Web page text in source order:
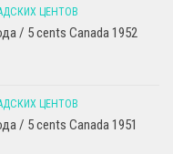
ЦЕНТОВ
/ 5 cents Canada 1952
ЦЕНТОВ
/ 5 cents Canada 1951